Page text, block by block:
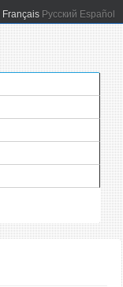
Français Русский Español